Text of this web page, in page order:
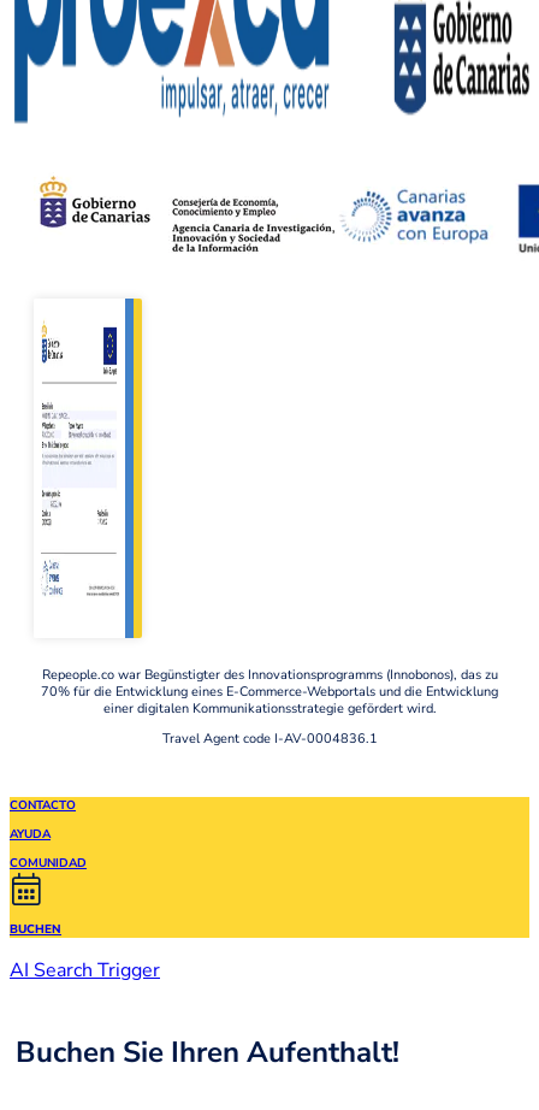
Repeople.co war Begünstigter des Innovationsprogramms (Innobonos), das zu
70% für die Entwicklung eines E-Commerce-Webportals und die Entwicklung
einer digitalen Kommunikationsstrategie gefördert wird.
Travel Agent code I-AV-0004836.1
CONTACTO
AYUDA
COMUNIDAD
BUCHEN
AI Search Trigger
Buchen Sie Ihren Aufenthalt!